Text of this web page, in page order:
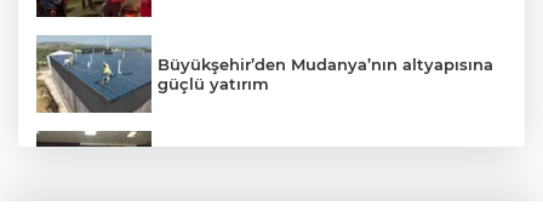
Büyükşehir’den Mudanya’nın altyapısına
güçlü yatırım